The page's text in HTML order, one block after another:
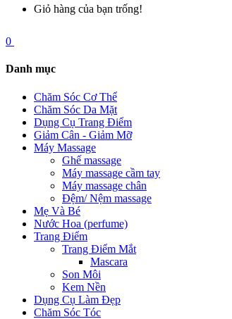
Giỏ hàng của bạn trống!
0
Danh mục
Chăm Sóc Cơ Thể
Chăm Sóc Da Mặt
Dụng Cụ Trang Điểm
Giảm Cân - Giảm Mỡ
Máy Massage
Ghế massage
Máy massage cầm tay
Máy massage chân
Đệm/ Nệm massage
Mẹ Và Bé
Nước Hoa (perfume)
Trang Điểm
Trang Điểm Mắt
Mascara
Son Môi
Kem Nền
Dụng Cụ Làm Đẹp
Chăm Sóc Tóc